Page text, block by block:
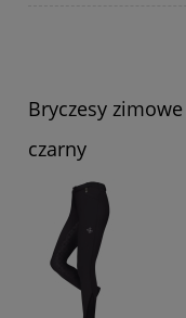
Bryczesy
czarny